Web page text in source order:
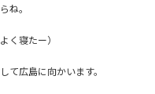
ね。
く寝たー）
広島に向かいます。